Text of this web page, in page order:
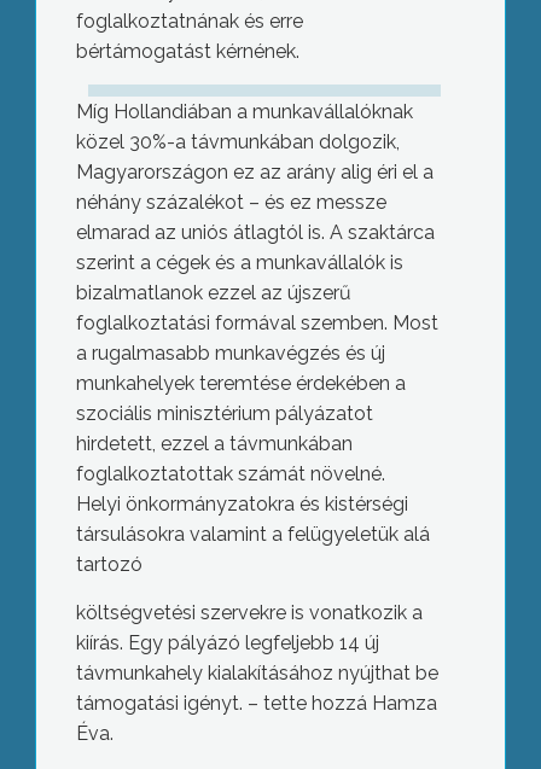
foglalkoztatnának és erre
bértámogatást kérnének.
Míg Hollandiában a munkavállalóknak
közel 30%-a távmunkában dolgozik,
Magyarországon ez az arány alig éri el a
néhány százalékot – és ez messze
elmarad az uniós átlagtól is. A szaktárca
szerint a cégek és a munkavállalók is
bizalmatlanok ezzel az újszerű
foglalkoztatási formával szemben. Most
a rugalmasabb munkavégzés és új
munkahelyek teremtése érdekében a
szociális minisztérium pályázatot
hirdetett, ezzel a távmunkában
foglalkoztatottak számát növelné.
Helyi önkormányzatokra és kistérségi
társulásokra valamint a felügyeletük alá
tartozó
költségvetési szervekre is vonatkozik a
kiírás. Egy pályázó legfeljebb 14 új
távmunkahely kialakításához nyújthat be
támogatási igényt. – tette hozzá Hamza
Éva.